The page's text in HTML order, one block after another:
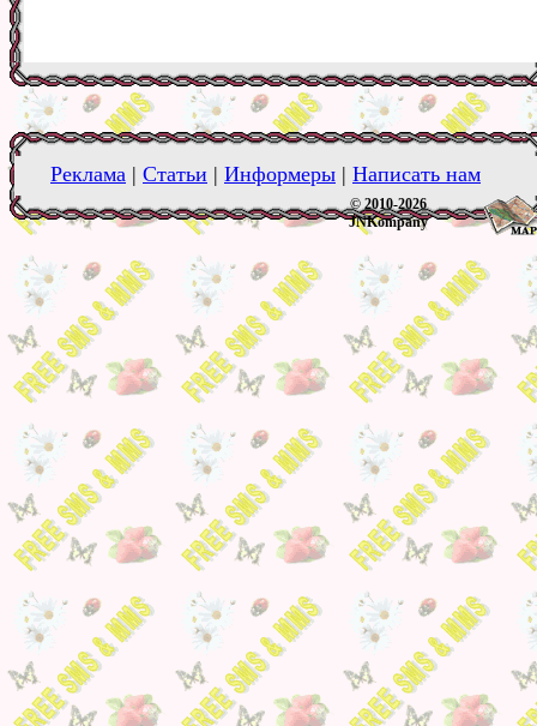
Реклама | Статьи | Информеры | Написать нам
© 2010-2026
JNKompany